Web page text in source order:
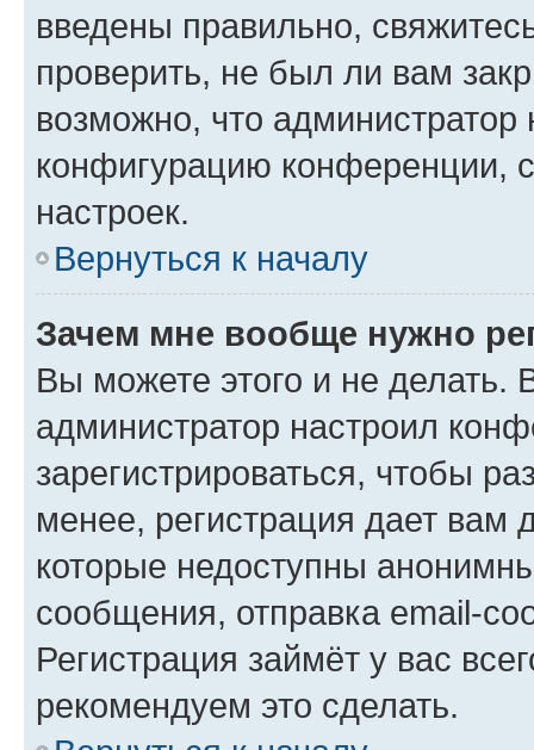
введены правильно,
проверить, не был ли вам
возможно, что администратор
конфигурацию конференции,
настроек.
Вернуться к началу
Зачем мне вообще нужно
Вы можете этого и не делать.
администратор настроил
зарегистрироваться, чтобы
менее, регистрация дает вам
которые недоступны
сообщения, отправка email-
Регистрация займёт у вас
рекомендуем это сделать.